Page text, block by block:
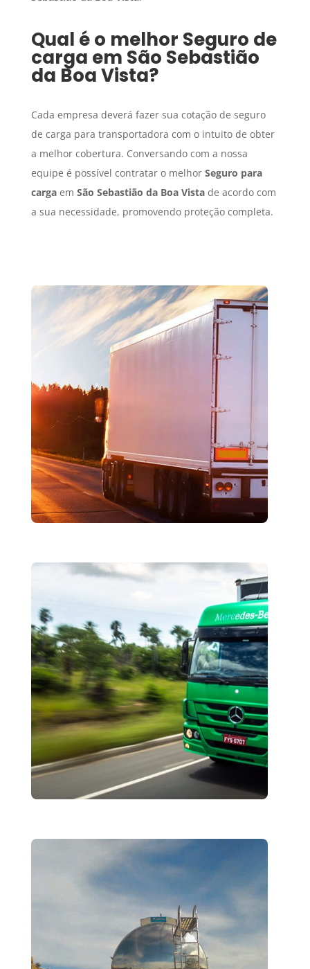
Qual é o melhor Seguro de
carga em São Sebastião
da Boa Vista?
Cada empresa deverá fazer sua cotação de seguro
de carga para transportadora com o intuito de obter
a melhor cobertura. Conversando com a nossa
equipe é possível contratar o melhor Seguro para
cargaem São Sebastião da Boa Vistade acordo com
a sua necessidade, promovendo proteção completa.